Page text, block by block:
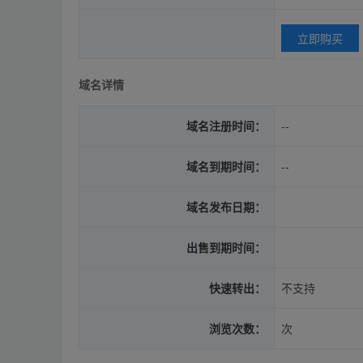
立即购买
域名详情
域名注册时间： --
域名到期时间： --
域名发布日期：
出售到期时间：
快速转出： 不支持
浏览次数： 次